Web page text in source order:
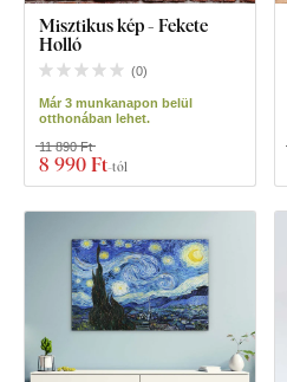
Misztikus kép - Fekete
Holló
(0)
Már 3 munkanapon belül
otthonában lehet.
8 990 Ft-tól
11 890 Ft